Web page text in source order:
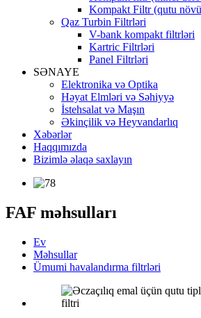
Kompakt Filtr (qutu
Qaz Turbin Filtrləri
V-bank kompakt filtrləri
Kartric Filtrləri
Panel Filtrləri
SƏNAYE
Elektronika və Optika
Həyat Elmləri və Səhiyyə
İstehsalat və Maşın
Əkinçilik və Heyvandarlıq
Xəbərlər
Haqqımızda
Bizimlə əlaqə saxlayın
FAF məhsulları
Ev
Məhsullar
Ümumi havalandırma filtrləri